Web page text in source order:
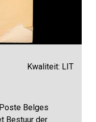
Kwaliteit: LIT
Belges
Bestuur der